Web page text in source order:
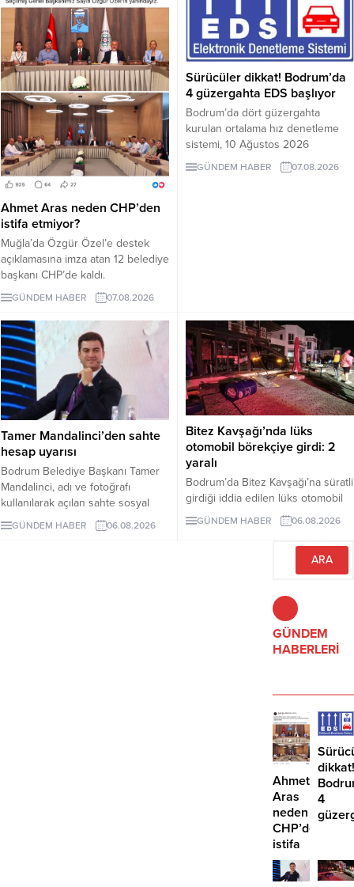
Ahmet Aras neden CHP’den
istifa etmiyor?
Muğla’da Özgür Özel’e destek
açıklamasına imza atan 12 belediye
başkanı CHP’de kaldı.
Milletvekilleri Yeni Parti’ye
geçerken belediye başkanlarının
tutumu ve CHP yönetiminin
sessizliği tartışılıyor.
GÜNDEM HABER 07.08.2026
Sürücüler dikkat! Bodrum’da
4 güzergahta EDS başlıyor
Bodrum’da dört güzergahta
kurulan ortalama hız denetleme
sistemi, 10 Ağustos 2026
Pazartesi günü devreye girecek.
İşte EDS uygulanacak yollar.
GÜNDEM HABER 07.08.2026
Tamer Mandalinci’den sahte
hesap uyarısı
Bodrum Belediye Başkanı Tamer
Mandalinci, adı ve fotoğrafı
kullanılarak açılan sahte sosyal
medya hesaplarına karşı uyarıda
bulundu. Mandalinci, tek resmî
GÜNDEM HABER 06.08.2026
Bitez Kavşağı’nda lüks
otomobil börekçiye girdi: 2
yaralı
Bodrum’da Bitez Kavşağı’na süratli
girdiği iddia edilen lüks otomobil
börekçiye girdi. Kazada sürücü ve
GÜNDEM HABER 06.08.2026
GÜNDEM
HABERLERİ
Ahmet
Aras
neden
CHP’den
istifa
etmiyor?
dikkat!
4